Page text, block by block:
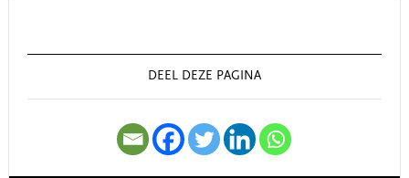
Sidebar
DEEL DEZE PAGINA